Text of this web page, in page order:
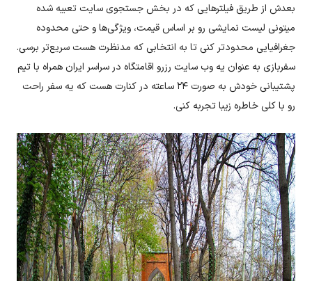
بعدش از طریق فیلترهایی که در بخش جستجوی سایت تعبیه شده
میتونی لیست نمایشی رو بر اساس قیمت، ویژگی‌ها و حتی محدوده
جغرافیایی محدودتر کنی تا به انتخابی که مدنظرت هست سریع‌تر برسی.
سفربازی به عنوان یه وب سایت رزرو اقامتگاه‌ در سراسر ایران همراه با تیم
پشتیبانی خودش به صورت ۲۴ ساعته در کنارت هست که یه سفر راحت
رو با کلی خاطره زیبا تجربه کنی.